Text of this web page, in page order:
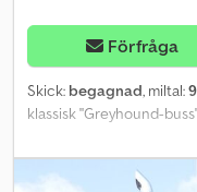
Förfråga
Skick: begagnad, miltal:
klassisk "Greyhound-